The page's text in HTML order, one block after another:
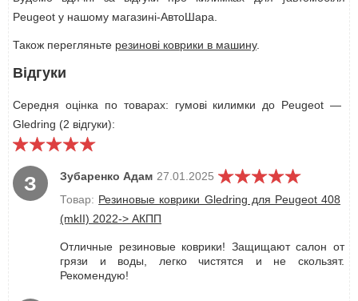
Peugeot у нашому магазині-АвтоШара.
Також перегляньте резинові коврики в машину.
Відгуки
Середня оцінка по товарах: гумові килимки до Peugeot —
Gledring (2 відгуки):
З Зубаренко Адам 27.01.2025
Товар: Резиновые коврики Gledring для Peugeot 408
(mkII) 2022-> АКПП
Отличные резиновые коврики! Защищают салон от
грязи и воды, легко чистятся и не скользят.
Рекомендую!